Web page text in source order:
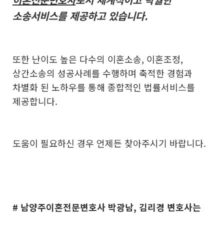
소송서비스를 제공하고 있습니다.
또한 난이도 높은 다수의 이혼소송, 이혼조정,
상간소송의 성공사례를 수행하며 축적한 경험과
차별화 된 노하우를 통해 종합적인 법률서비스를
제공합니다.
도움이 필요하신 경우 언제든 찾아주시기 바랍니다.
# 남양주이혼전문변호사 박광남, 김리경 변호사는